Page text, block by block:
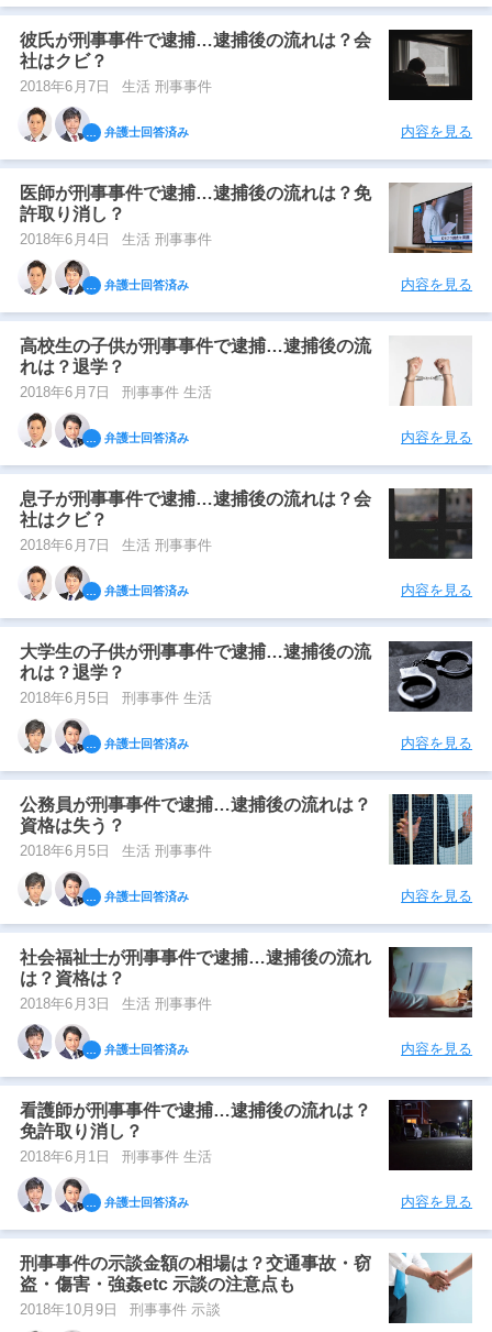
彼氏が刑事事件で逮捕…逮捕後の流れは？会
社はクビ？
2018年6月7日 生活 刑事事件
弁護士回答済み 内容を見る
医師が刑事事件で逮捕…逮捕後の流れは？免
許取り消し？
2018年6月4日 生活 刑事事件
弁護士回答済み 内容を見る
高校生の子供が刑事事件で逮捕…逮捕後の流
れは？退学？
2018年6月7日 刑事事件 生活
弁護士回答済み 内容を見る
息子が刑事事件で逮捕…逮捕後の流れは？会
社はクビ？
2018年6月7日 生活 刑事事件
弁護士回答済み 内容を見る
大学生の子供が刑事事件で逮捕…逮捕後の流
れは？退学？
2018年6月5日 刑事事件 生活
弁護士回答済み 内容を見る
公務員が刑事事件で逮捕…逮捕後の流れは？
資格は失う？
2018年6月5日 生活 刑事事件
弁護士回答済み 内容を見る
社会福祉士が刑事事件で逮捕…逮捕後の流れ
は？資格は？
2018年6月3日 生活 刑事事件
弁護士回答済み 内容を見る
看護師が刑事事件で逮捕…逮捕後の流れは？
免許取り消し？
2018年6月1日 刑事事件 生活
弁護士回答済み 内容を見る
刑事事件の示談金額の相場は？交通事故・窃
盗・傷害・強姦etc 示談の注意点も
2018年10月9日 刑事事件 示談